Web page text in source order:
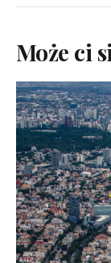
Może ci